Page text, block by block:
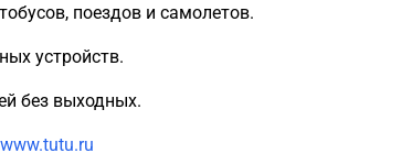
поездов и самолетов.
устройств.
без выходных.